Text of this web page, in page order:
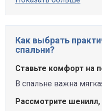
Как выбрать
спальни?
Ставьте комфорт на
В спальне важна
Рассмотрите